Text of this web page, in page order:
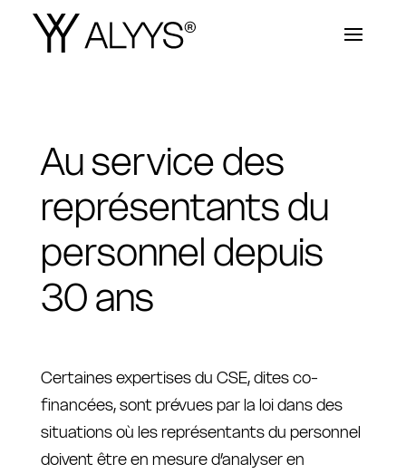
Au service des
représentants du
personnel depuis
30 ans
Certaines expertises du CSE, dites co-
financées, sont prévues par la loi dans des
situations où les représentants du personnel
doivent être en mesure d’analyser en